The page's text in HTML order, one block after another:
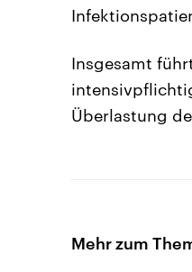
Insgesamt
Überlastung
Mehr zum